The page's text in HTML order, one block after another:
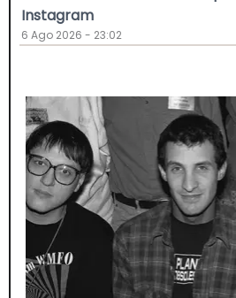
Instagram
6 Ago 2026 - 23:02